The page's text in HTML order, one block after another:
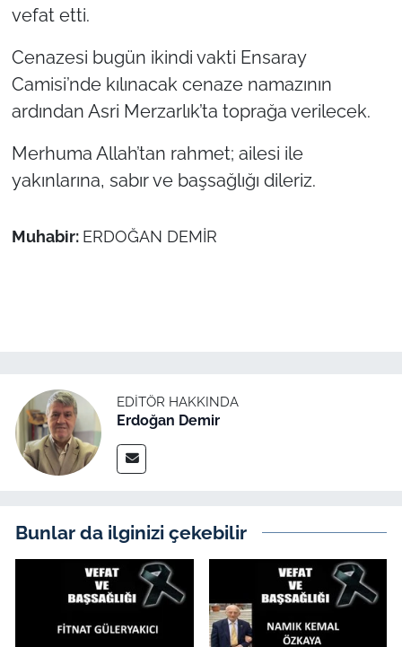
vefat etti.
Cenazesi bugün ikindi vakti Ensaray
Camisi’nde kılınacak cenaze namazının
ardından Asri Merzarlık’ta toprağa verilecek.
Merhuma Allah’tan rahmet; ailesi ile
yakınlarına, sabır ve başsağlığı dileriz.
Muhabir: ERDOĞAN DEMİR
EDITÖR HAKKINDA
Erdoğan Demir
Bunlar da ilginizi çekebilir
KIRKLARELİ
ÇANAKKALE
TÜRKİYE
Bölge
Dış Haberler
Magazin
Bilim Teknoloji
English News
Canlı Maç